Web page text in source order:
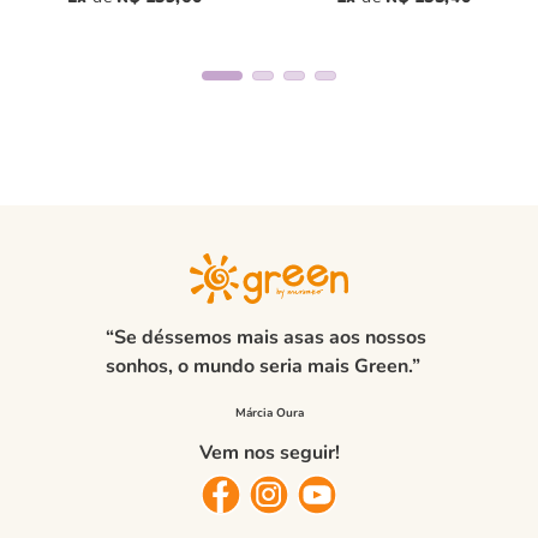
“Se déssemos mais asas aos nossos
sonhos, o mundo seria mais Green.”
Vem nos seguir!